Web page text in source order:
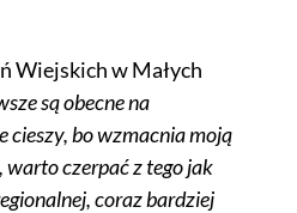
Wiejskich w Małych
są obecne na
cieszy, bo wzmacnia moją
warto czerpać z tego jak
coraz bardziej